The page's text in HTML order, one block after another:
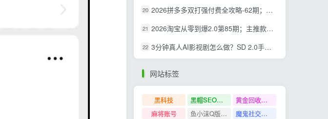
20 2026拼多多双打强付费全攻略-62期；成本推广加托管双剑合璧，系统讲解7种付费玩法优劣势与选择策略
21 2026淘宝从零到爆2.0第85期；主推款五项高权重初始设置，改销量评晒秒单快速破零积累基础权重
22 3分钟真人AI影视剧怎么做？SD 2.0手把手完整制作流程｜Higgsfield 14天SD 2.0/2.5无限生成
网站标签
黑科技 黑帽SEO案例分析
黄金回收奢侈品
麻将账号
鱼小沫Q版人物团练课
魔鬼社交实战课全套课程